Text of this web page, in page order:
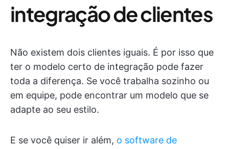
integração de clientes
Não existem dois clientes iguais. É por isso que
ter o modelo certo de integração pode fazer
toda a diferença. Se você trabalha sozinho ou
em equipe, pode encontrar um modelo que se
adapte ao seu estilo.
E se você quiser ir além, o software de